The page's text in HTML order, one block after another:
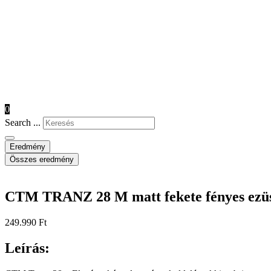
0
Search ...
Eredmény
Összes eredmény
CTM TRANZ 28 M matt fekete fényes
249.990 Ft
Leírás: